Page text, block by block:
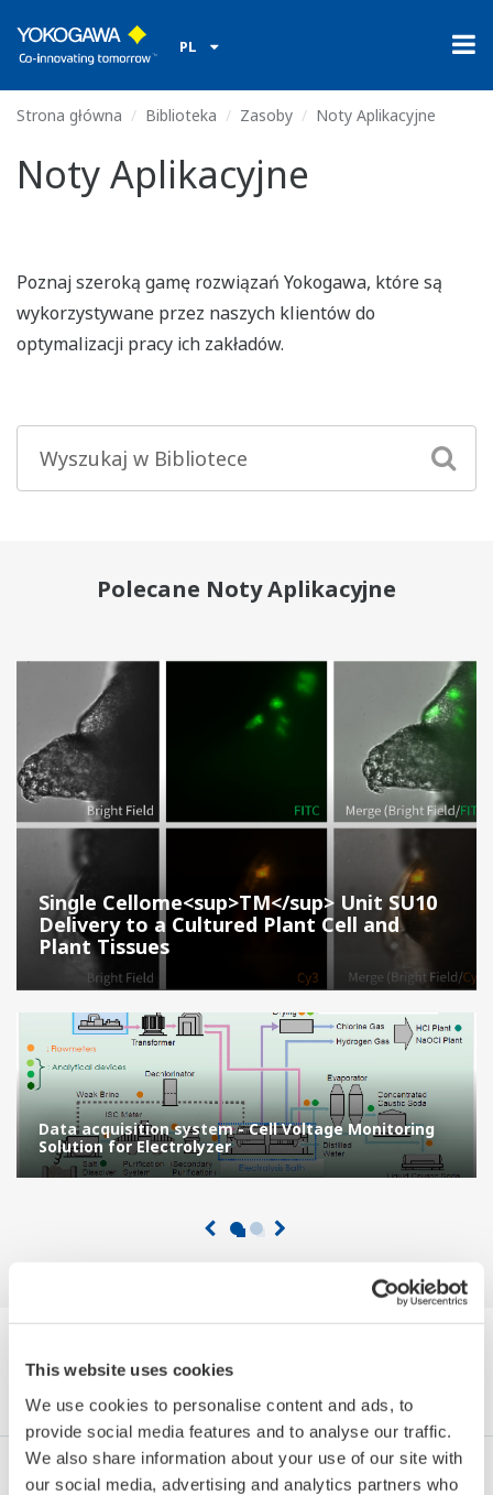
This website uses cookies
We use cookies to personalise content and ads, to
provide social media features and to analyse our traffic.
We also share information about your use of our site with
our social media, advertising and analytics partners who
PL
Strona główna Biblioteka Zasoby Noty Aplikacyjne
Noty Aplikacyjne
Poznaj szeroką gamę rozwiązań Yokogawa, które są
wykorzystywane przez naszych klientów do
optymalizacji pracy ich zakładów.
Polecane Noty Aplikacyjne
Single Cellome<sup>TM</sup> Unit SU10
Delivery to a Cultured Plant Cell and
Plant Tissues
Data acquisition system - Cell Voltage Monitoring
Solution for Electrolyzer
Wyszukaj Noty Aplikacyjne według
Integrated Solutions Produkty & Usługi